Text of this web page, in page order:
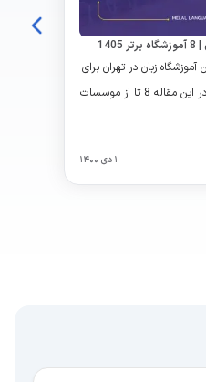
آموزشگاه زبان در تهران برای
شروع یادگیری زبان هستید، در این مقاله 8 تا از موسسات
جامع برای انتخاب
۱ دی ۱۴۰۰